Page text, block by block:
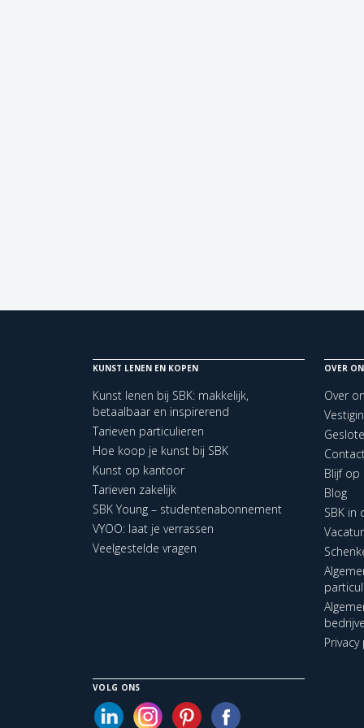
KUNST LENEN EN KOPEN
Kunst lenen bij SBK: makkelijk,
betaalbaar en inspirerend
Tarieven particulieren
Hoe koop je kunst bij SBK
Kunst op kantoor
Tarieven zakelijk
SBK Young – studentenabonnement
VYOO: laat je verrassen
Veelgestelde vragen
OVER
Over
Blijf op
Blog
SBK in
VOLG ONS